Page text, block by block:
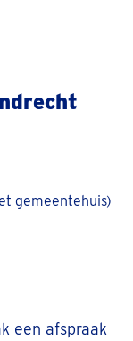
gemeentehuis)
een afspraak